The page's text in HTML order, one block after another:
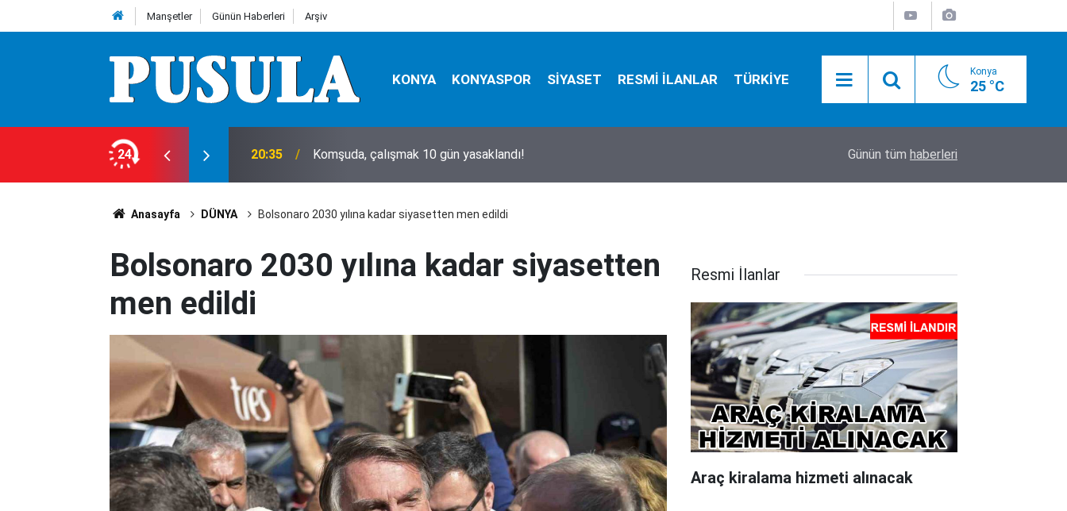
Manşetler Günün Haberleri Arşiv
KONYA KONYASPOR SİYASET RESMİ İLANLAR TÜRKİYE Konya
25 °C
24
kalbinden bıçakladılar 20:35 Komşuda, çalışmak 10 gün yasaklandı! İşte sakladıkları ve utandıkları o isim!
Günün tüm haberleri
Anasayfa DÜNYA Bolsonaro 2030 yılına kadar siyasetten men edildi
Bolsonaro 2030 yılına kadar siyasetten
men edildi
Resmi İlanlar
Araç kiralama hizmeti alınacak